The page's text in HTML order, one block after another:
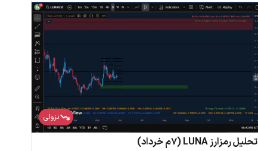
نزولی
تحلیل رمزارز LUNA (۷م خرداد)